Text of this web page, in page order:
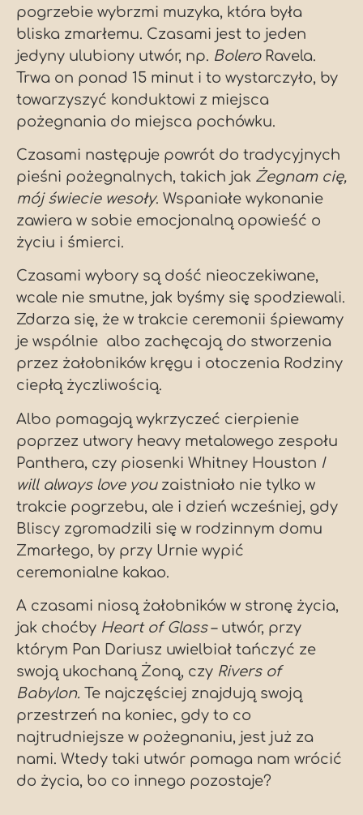
pogrzebie wybrzmi muzyka, która była
bliska zmarłemu. Czasami jest to jeden
jedyny ulubiony utwór, np. Bolero Ravela.
Trwa on ponad 15 minut i to wystarczyło, by
towarzyszyć konduktowi z miejsca
pożegnania do miejsca pochówku.
Czasami następuje powrót do tradycyjnych
pieśni pożegnalnych, takich jak Żegnam cię,
mój świecie wesoły. Wspaniałe wykonanie
zawiera w sobie emocjonalną opowieść o
życiu i śmierci.
Czasami wybory są dość nieoczekiwane,
wcale nie smutne, jak byśmy się spodziewali.
Zdarza się, że w trakcie ceremonii śpiewamy
je wspólnie albo zachęcają do stworzenia
przez żałobników kręgu i otoczenia Rodziny
ciepłą życzliwością.
Albo pomagają wykrzyczeć cierpienie
poprzez utwory heavy metalowego zespołu
Panthera, czy piosenki Whitney Houston I
will always love you zaistniało nie tylko w
trakcie pogrzebu, ale i dzień wcześniej, gdy
Bliscy zgromadzili się w rodzinnym domu
Zmarłego, by przy Urnie wypić
ceremonialne kakao.
A czasami niosą żałobników w stronę życia,
jak choćby Heart of Glass– utwór, przy
którym Pan Dariusz uwielbiał tańczyć ze
swoją ukochaną Żoną, czy Rivers of
Babylon. Te najczęściej znajdują swoją
przestrzeń na koniec, gdy to co
najtrudniejsze w pożegnaniu, jest już za
nami. Wtedy taki utwór pomaga nam wrócić
do życia, bo co innego pozostaje?